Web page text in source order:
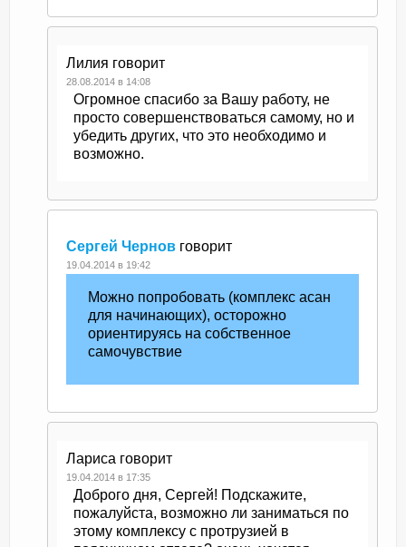
Лилия говорит
28.08.2014 в 14:08
Огромное спасибо за Вашу работу, не
просто совершенствоваться самому, но и
убедить других, что это необходимо и
возможно.
Сергей Чернов говорит
19.04.2014 в 19:42
Можно попробовать (комплекс асан
для начинающих), осторожно
ориентируясь на собственное
самочувствие
Лариса говорит
19.04.2014 в 17:35
Доброго дня, Сергей! Подскажите,
пожалуйста, возможно ли заниматься по
этому комплексу с протрузией в